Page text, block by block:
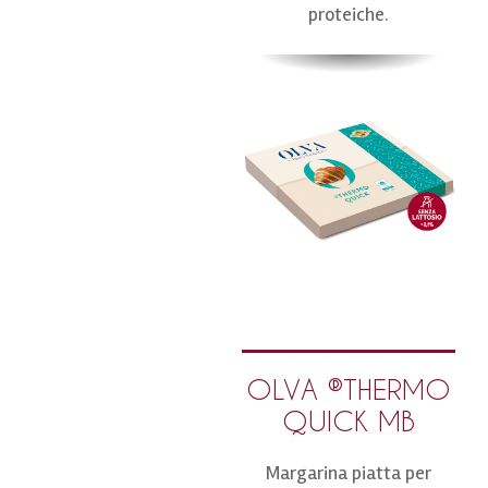
proteiche.
OLVA ®THERMO
QUICK MB
Margarina piatta per